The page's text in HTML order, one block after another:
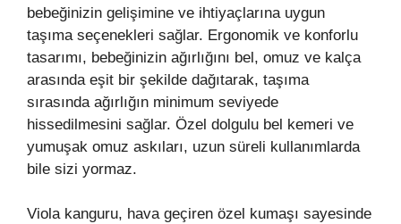
bebeğinizin gelişimine ve ihtiyaçlarına uygun
taşıma seçenekleri sağlar. Ergonomik ve konforlu
tasarımı, bebeğinizin ağırlığını bel, omuz ve kalça
arasında eşit bir şekilde dağıtarak, taşıma
sırasında ağırlığın minimum seviyede
hissedilmesini sağlar. Özel dolgulu bel kemeri ve
yumuşak omuz askıları, uzun süreli kullanımlarda
bile sizi yormaz.
Viola kanguru, hava geçiren özel kumaşı sayesinde